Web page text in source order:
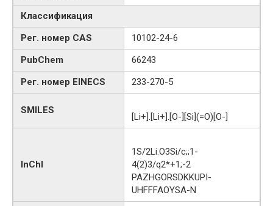
Классификация
Рег. номер CAS
10102-24-6
PubChem
66243
Рег. номер EINECS
233-270-5
SMILES
[Li+].[Li+].[O-][Si](=O)[O-]
InChI
1S/2Li.O3Si/c;;1-
4(2)3/q2*+1;-2
PAZHGORSDKKUPI-
UHFFFAOYSA-N